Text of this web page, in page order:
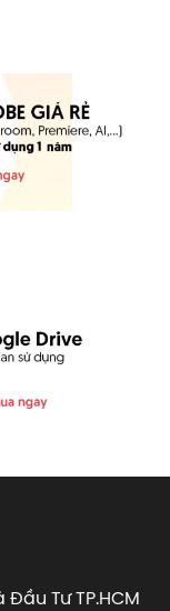
Tư TP.HCM